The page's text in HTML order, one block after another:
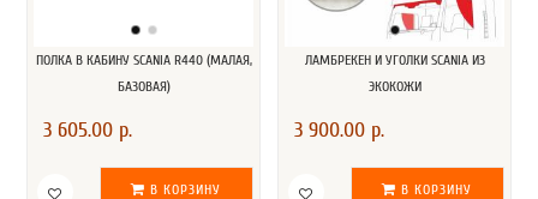
ПОЛКА В КАБИНУ SCANIA R440 (МАЛАЯ,
БАЗОВАЯ)
3 605.00 р.
В КОРЗИНУ
ЛАМБРЕКЕН И УГОЛКИ SCANIA ИЗ
ЭКОКОЖИ
3 900.00 р.
В КОРЗИНУ